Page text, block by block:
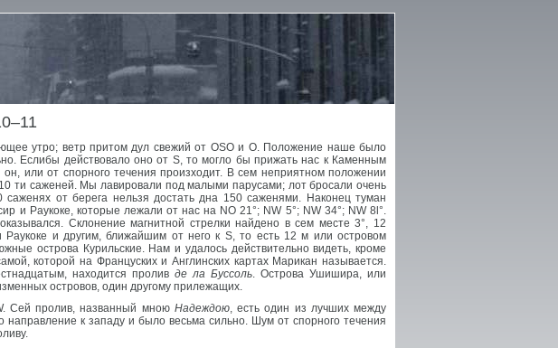
утро; ветр притом дул свежий от OSO и О. Положение наше было
Еслибы действовало оно от S, то могло бы прижать нас к Каменным
или от спорного течения произходит. В сем неприятном положении
ти саженей. Мы лавировали под малыми парусами; лот бросали очень
от берега нельзя достать дна 150 саженями. Наконец туман
и Раукоке, которые лежали от нас на NO 21°; NW 5°; NW 34°; NW 8l°.
Склонение магнитной стрелки найдено в сем месте 3°, 12
и другим, ближайшим от него к S, то есть 12 м или островом
острова Курильские. Нам и удалось действительно видеть, кроме
которой на Француских и Англинских картах Марикан называется.
находится проливде ла Буссоль. Острова Ушишира, или
островов, один другому прилежащих.
Сей пролив, названный мною Надеждою, есть один из лучших между
к западу и было весьма сильно. Шум от спорного течения